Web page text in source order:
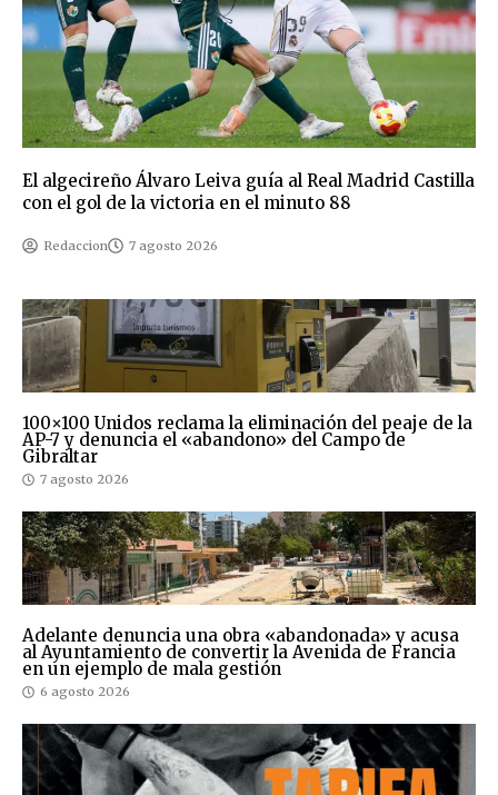
El algecireño Álvaro Leiva guía al Real Madrid Castilla
con el gol de la victoria en el minuto 88
Redaccion 7 agosto 2026
100×100 Unidos reclama la eliminación del peaje de la
AP-7 y denuncia el «abandono» del Campo de
Gibraltar
7 agosto 2026
Adelante denuncia una obra «abandonada» y acusa
al Ayuntamiento de convertir la Avenida de Francia
en un ejemplo de mala gestión
6 agosto 2026